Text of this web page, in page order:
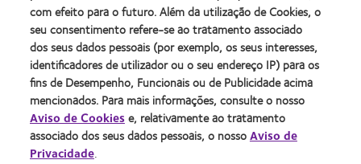
melhor
produto
com
MyDay™
(2013)
Lentes
de
Contacto
(2013)
Empresas
para
Líderes
(2012)
(2011)
(ML
100)
Award
(2012)
100®
Global
Award
(2012)
Industria
da
BCLA
Contacte-nos
Noticías
A nossa equipa
Política de privacidade
Política relativa aos cookies
Termos de serviço
Paciente
Condições
Gerir preferências de cookies
com efeito para o futuro. Além da utilização de Cookies, o
seu consentimento refere-se ao tratamento associado
dos seus dados pessoais (por exemplo, os seus interesses,
identificadores de utilizador ou o seu endereço IP) para os
fins de Desempenho, Funcionais ou de Publicidade acima
mencionados. Para mais informações, consulte o nosso
Aviso de Cookiese, relativamente ao tratamento
associado dos seus dados pessoais, o nossoAviso de
Privacidade.